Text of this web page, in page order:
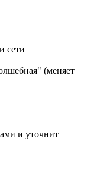
сети
(меняет
и уточнит